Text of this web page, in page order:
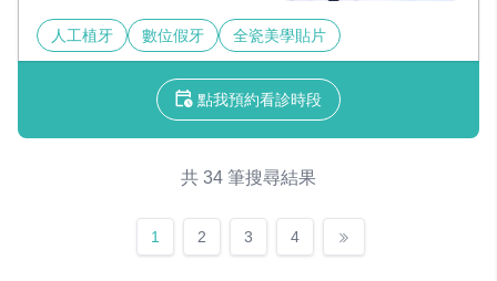
人工植牙 數位假牙 全瓷美學貼片
點我預約看診時段
共 34 筆搜尋結果
1 2 3 4